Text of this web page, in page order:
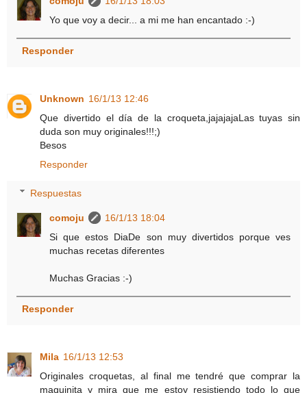
Yo que voy a decir... a mi me han encantado :-)
Responder
Unknown 16/1/13 12:46
Que divertido el día de la croqueta,jajajajaLas tuyas sin
duda son muy originales!!!;)
Besos
Responder
Respuestas
comoju
16/1/13 18:04
Si que estos DiaDe son muy divertidos porque ves
muchas recetas diferentes
Muchas Gracias :-)
Responder
Mila 16/1/13 12:53
Originales croquetas, al final me tendré que comprar la
maquinita y mira que me estoy resistiendo todo lo que